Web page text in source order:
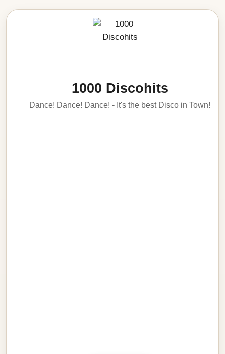
1000 Discohits
Dance! Dance! Dance! - It's the best Disco in Town!